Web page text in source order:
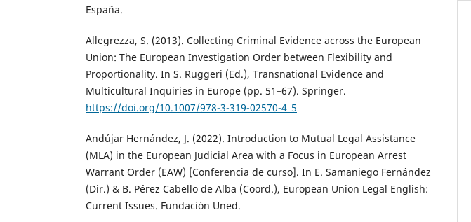
España.
Allegrezza, S. (2013). Collecting Criminal Evidence across the European
Union: The European Investigation Order between Flexibility and
Proportionality. In S. Ruggeri (Ed.), Transnational Evidence and
Multicultural Inquiries in Europe (pp. 51–67). Springer.
https://doi.org/10.1007/978-3-319-02570-4_5
Andújar Hernández, J. (2022). Introduction to Mutual Legal Assistance
(MLA) in the European Judicial Area with a Focus in European Arrest
Warrant Order (EAW) [Conferencia de curso]. In E. Samaniego Fernández
(Dir.) & B. Pérez Cabello de Alba (Coord.), European Union Legal English:
Current Issues. Fundación Uned.